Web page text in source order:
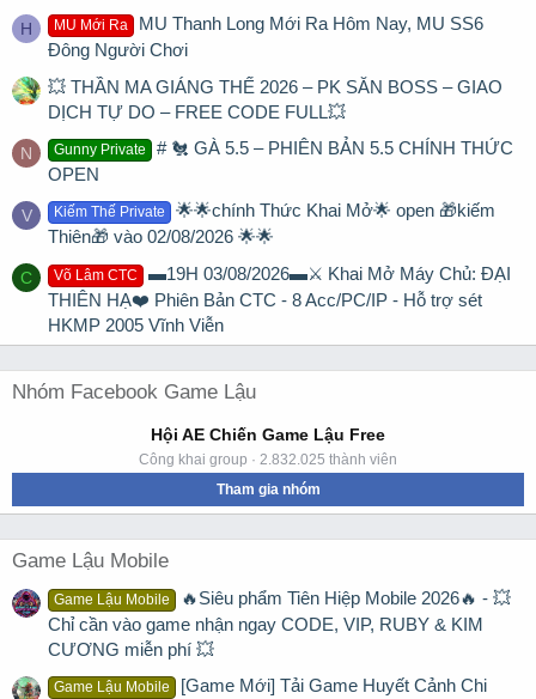
H MU Mới Ra
MU Thanh Long Mới Ra Hôm Nay, MU SS6
Đông Người Chơi
💥 THẦN MA GIÁNG THẾ 2026 – PK SĂN BOSS – GIAO
DỊCH TỰ DO – FREE CODE FULL💥
N Gunny Private
# 🐔 GÀ 5.5 – PHIÊN BẢN 5.5 CHÍNH THỨC
OPEN
V Kiếm Thế Private
🌟🌟chính Thức Khai Mở🌟 open 🎁kiếm
Thiên🎁 vào 02/08/2026 🌟🌟
C Võ Lâm CTC
▬19H 03/08/2026▬⚔️ Khai Mở Máy Chủ: ĐẠI
THIÊN HẠ❤️ Phiên Bản CTC - 8 Acc/PC/IP - Hỗ trợ sét
HKMP 2005 Vĩnh Viễn
Nhóm Facebook Game Lậu
Hội AE Chiến Game Lậu Free
Công khai group · 2.832.025 thành viên
Tham gia nhóm
Game Lậu Mobile
Game Lậu Mobile
🔥Siêu phẩm Tiên Hiệp Mobile 2026🔥 - 💥
Chỉ cần vào game nhận ngay CODE, VIP, RUBY & KIM
CƯƠNG miễn phí 💥
Game Lậu Mobile [Game Mới] Tải Game Huyết Cảnh Chi